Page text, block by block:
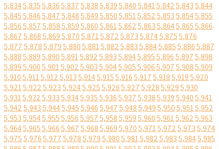
5,8345,8355,8365,8375,8385,8395,8405,8415,8425,8435,844
5,8455,8465,8475,8485,8495,8505,8515,8525,8535,8545,855
5,8565,8575,8585,8595,8605,8615,8625,8635,8645,8655,866
5,8675,8685,8695,8705,8715,8725,8735,8745,8755,876
5,8775,8785,8795,8805,8815,8825,8835,8845,8855,8865,887
5,8885,8895,8905,8915,8925,8935,8945,8955,8965,8975,898
5,8995,9005,9015,9025,9035,9045,9055,9065,9075,9085,909
5,9105,9115,9125,9135,9145,9155,9165,9175,9185,9195,920
5,9215,9225,9235,9245,9255,9265,9275,9285,9295,930
5,9315,9325,9335,9345,9355,9365,9375,9385,9395,9405,941
5,9425,9435,9445,9455,9465,9475,9485,9495,9505,9515,952
5,9535,9545,9555,9565,9575,9585,9595,9605,9615,9625,963
5,9645,9655,9665,9675,9685,9695,9705,9715,9725,9735,974
5,9755,9765,9775,9785,9795,9805,9815,9825,9835,9845,985